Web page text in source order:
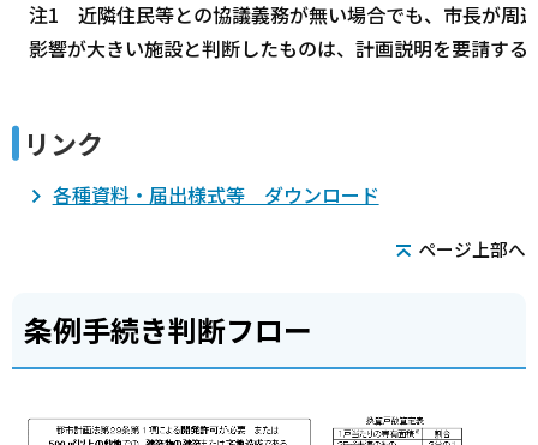
注1 近隣住民等との協議義務が無い場合でも、市長が周
影響が大きい施設と判断したものは、計画説明を要請する
リンク
各種資料・届出様式等 ダウンロード
ページ上部へ
条例手続き判断フロー